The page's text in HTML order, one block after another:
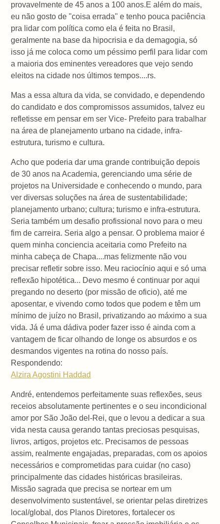
provavelmente de 45 anos a 100 anos.E além do mais,
eu não gosto de "coisa errada" e tenho pouca paciência
pra lidar com política como ela é feita no Brasil,
geralmente na base da hipocrisia e da demagogia, só
isso já me coloca como um péssimo perfil para lidar com
a maioria dos eminentes vereadores que vejo sendo
eleitos na cidade nos últimos tempos....rs.
Mas a essa altura da vida, se convidado, e dependendo
do candidato e dos compromissos assumidos, talvez eu
refletisse em pensar em ser Vice- Prefeito para trabalhar
na área de planejamento urbano na cidade, infra-
estrutura, turismo e cultura.
Acho que poderia dar uma grande contribuição depois
de 30 anos na Academia, gerenciando uma série de
projetos na Universidade e conhecendo o mundo, para
ver diversas soluções na área de sustentabilidade;
planejamento urbano; cultura; turismo e infra-estrutura.
Seria também um desafio profissional novo para o meu
fim de carreira. Seria algo a pensar. O problema maior é
quem minha conciencia aceitaria como Prefeito na
minha cabeça de Chapa....mas felizmente não vou
precisar refletir sobre isso. Meu raciocínio aqui e só uma
reflexão hipotética... Devo mesmo é continuar por aqui
pregando no deserto (por missão de oficio), até me
aposentar, e vivendo como todos que podem e têm um
mínimo de juízo no Brasil, privatizando ao máximo a sua
vida. Já é uma dádiva poder fazer isso é ainda com a
vantagem de ficar olhando de longe os absurdos e os
desmandos vigentes na rotina do nosso país.
Respondendo:
Alzira Agostini Haddad
André, entendemos perfeitamente suas reflexões, seus
receios absolutamente pertinentes e o seu incondicional
amor por São João del-Rei, que o levou a dedicar a sua
vida nesta causa gerando tantas preciosas pesquisas,
livros, artigos, projetos etc. Precisamos de pessoas
assim, realmente engajadas, preparadas, com os apoios
necessários e comprometidas para cuidar (no caso)
principalmente das cidades históricas brasileiras.
Missão sagrada que precisa se nortear em um
desenvolvimento sustentável, se orientar pelas diretrizes
local/global, dos Planos Diretores, fortalecer os